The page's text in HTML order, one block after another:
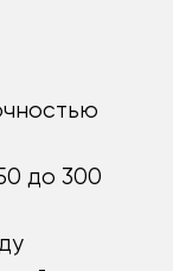
до 300